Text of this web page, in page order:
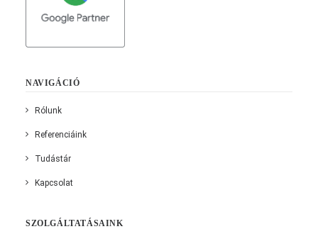
NAVIGÁCIÓ
Rólunk
Referenciáink
Tudástár
Kapcsolat
SZOLGÁLTATÁSAINK